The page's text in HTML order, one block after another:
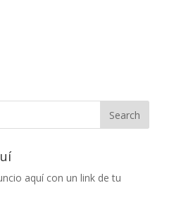
aquí con un link de tu